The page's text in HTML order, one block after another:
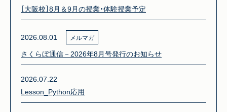
［大阪校］8月＆9月の授業・体験授業予定
2026.08.01 メルマガ
さくらぼ通信－2026年8月号発行のお知らせ
2026.07.22
Lesson_Python応用